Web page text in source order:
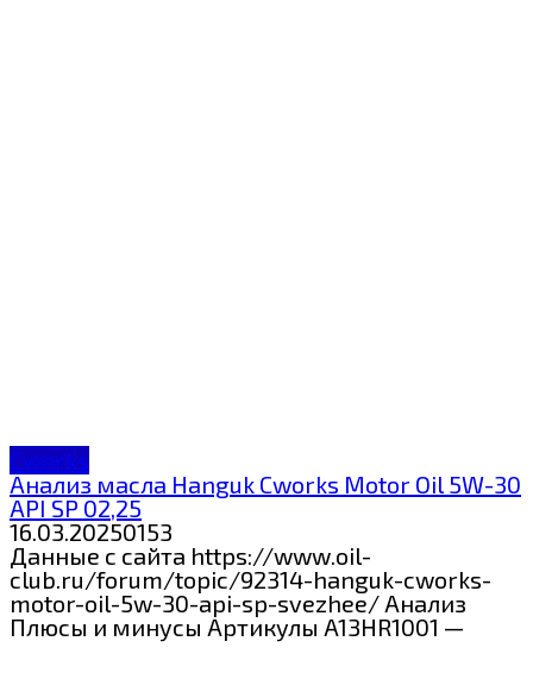
Cworks
Анализ масла Hanguk Cworks Motor Oil 5W-30
API SP 02,25
16.03.20250153
Данные с сайта https://www.oil-
club.ru/forum/topic/92314-hanguk-cworks-
motor-oil-5w-30-api-sp-svezhee/ Анализ
Плюсы и минусы Артикулы A13HR1001 —